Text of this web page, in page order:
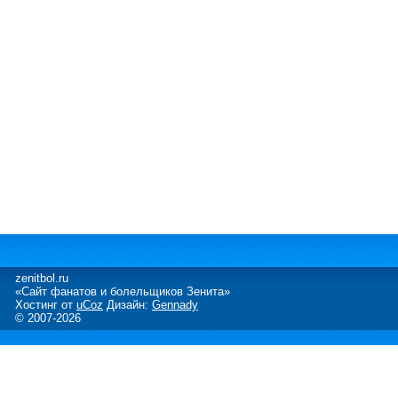
zenitbol.ru
«Сайт фанатов и болельщиков Зенита»
Хостинг от uCoz Дизайн: Gennady
© 2007-2026